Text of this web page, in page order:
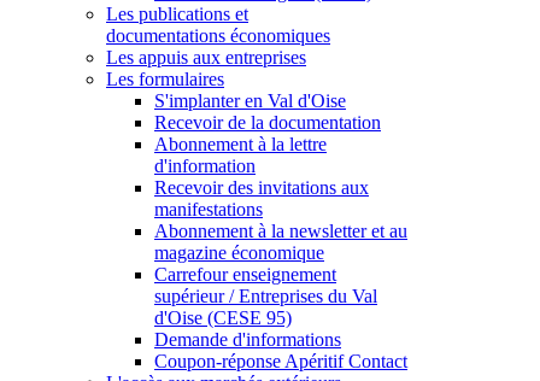
Les publications et
documentations économiques
Les appuis aux entreprises
Les formulaires
S'implanter en Val d'Oise
Recevoir de la documentation
Abonnement à la lettre
d'information
Recevoir des invitations aux
manifestations
Abonnement à la newsletter et au
magazine économique
Carrefour enseignement
supérieur / Entreprises du Val
d'Oise (CESE 95)
Demande d'informations
Coupon-réponse Apéritif Contact